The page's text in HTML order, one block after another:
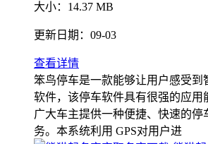
大小： 14.37 MB
更新日期： 09-03
查看详情
笨鸟停车是一款能够让用户感受到
软件，该停车软件具有很强的应用
广大车主提供一种便捷、快速的停
务。本系统利用 GPS对用户进